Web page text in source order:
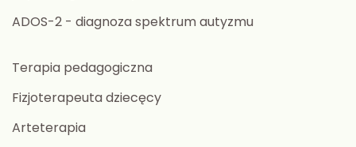
ADOS-2 - diagnoza spektrum autyzmu
Terapia pedagogiczna
Fizjoterapeuta dziecęcy
Arteterapia